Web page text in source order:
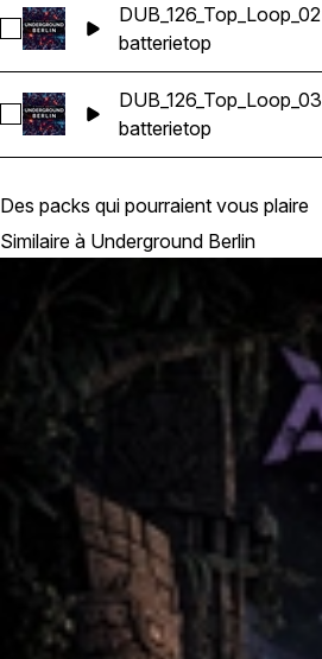
Sélectionnez DUB_126_Top_Loop_02
DUB_126_Top_Loop_02
batterietop
Sélectionnez DUB_126_Top_Loop_03
DUB_126_Top_Loop_03
batterietop
Des packs qui pourraient vous plaire
Similaire à Underground Berlin